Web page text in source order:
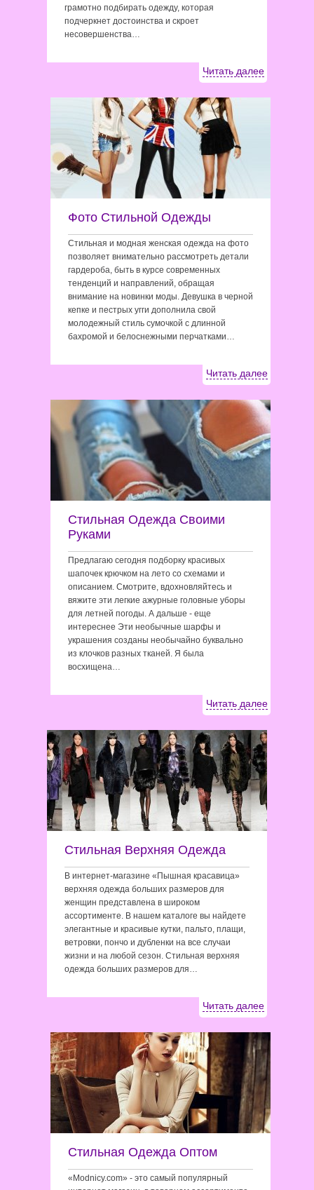
грамотно подбирать одежду, которая
подчеркнет достоинства и скроет
несовершенства…
Читать далее
Фото Стильной Одежды
Стильная и модная женская одежда на фото
позволяет внимательно рассмотреть детали
гардероба, быть в курсе современных
тенденций и направлений, обращая
внимание на новинки моды. Девушка в черной
кепке и пестрых угги дополнила свой
молодежный стиль сумочкой с длинной
бахромой и белоснежными перчатками…
Читать далее
Стильная Одежда Своими
Руками
Предлагаю сегодня подборку красивых
шапочек крючком на лето со схемами и
описанием. Смотрите, вдохновляйтесь и
вяжите эти легкие ажурные головные уборы
для летней погоды. А дальше - еще
интереснее Эти необычные шарфы и
украшения созданы необычайно буквально
из клочков разных тканей. Я была
восхищена…
Читать далее
Стильная Верхняя Одежда
В интернет-магазине «Пышная красавица»
верхняя одежда больших размеров для
женщин представлена в широком
ассортименте. В нашем каталоге вы найдете
элегантные и красивые кутки, пальто, плащи,
ветровки, пончо и дубленки на все случаи
жизни и на любой сезон. Стильная верхняя
одежда больших размеров для…
Читать далее
Стильная Одежда Оптом
«Modnicy.com» - это самый популярный